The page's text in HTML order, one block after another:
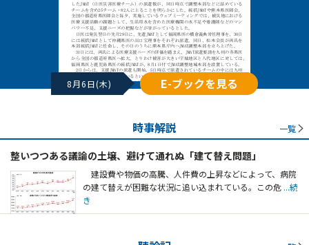
8月6日(木) E-ブックを見る
時事解説 一覧
整いつつある議論の土壌、避けて通れぬ「建て替え問題」
建設費や物価の高騰、人件費の上昇などによって、病院
の建て替えが困難な状況に追い込まれている。この危 ...続
き